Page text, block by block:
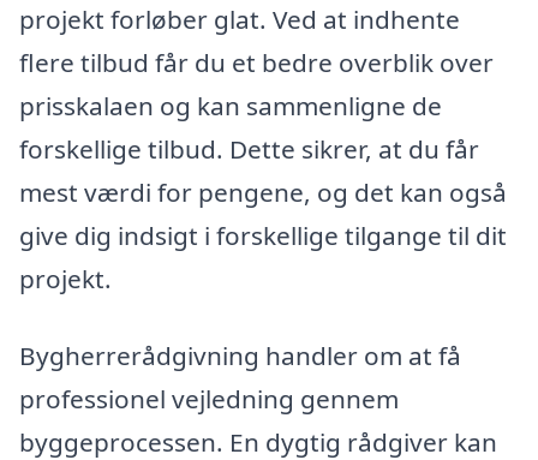
projekt forløber glat. Ved at indhente
flere tilbud får du et bedre overblik over
prisskalaen og kan sammenligne de
forskellige tilbud. Dette sikrer, at du får
mest værdi for pengene, og det kan også
give dig indsigt i forskellige tilgange til dit
projekt.
Bygherrerådgivning handler om at få
professionel vejledning gennem
byggeprocessen. En dygtig rådgiver kan